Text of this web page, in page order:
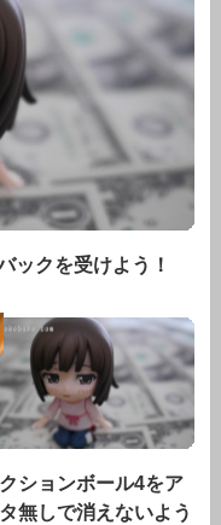
ックを受けよう！
ションボール4をア
無しで消えないよう